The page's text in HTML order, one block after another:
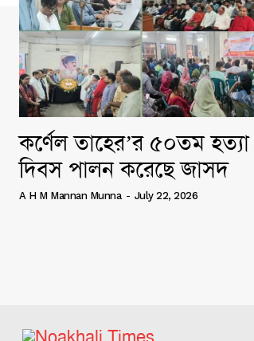
কর্ণেল তাহের’র ৫০তম হত্যা
দিবস পালন করেছে জাসদ
A H M Mannan Munna - July 22, 2026